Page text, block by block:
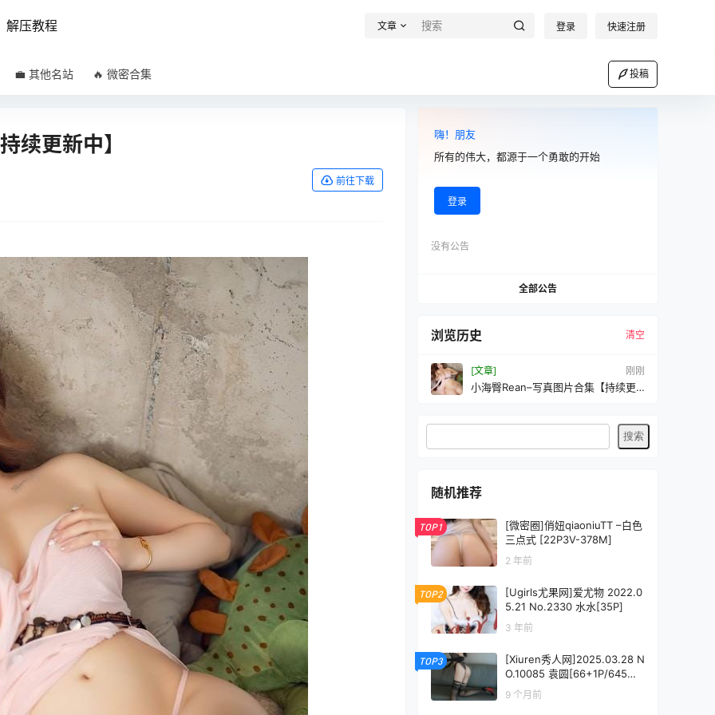
解压教程 文章 登录 快速注册
💼 其他名站 🔥 微密合集 投稿
续更新中】
前往下载
嗨！朋友
所有的伟大，都源于一个勇敢的开始
登录
没有公告
全部公告
浏览历史 清空
[文章] 刚刚
小海臀Rean–写真图片合集【持续更
随机推荐
TOP1
[微密圈]俏妞qiaoniuTT –白色
三点式 [22P3V-378M]
2 年前
TOP2
[Ugirls尤果网]爱尤物 2022.0
5.21 No.2330 水水[35P]
3 年前
TOP3
[Xiuren秀人网]2025.03.28 N
O.10085 袁圆[66+1P/645M
9 个月前